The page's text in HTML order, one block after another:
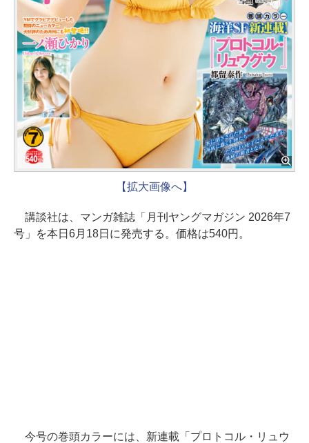
【拡大画像へ】
講談社は、マンガ雑誌「月刊ヤングマガジン 2026年7
号」を本日6月18日に発売する。価格は540円。
今号の巻頭カラーには、新連載「プロトコル・リュウ